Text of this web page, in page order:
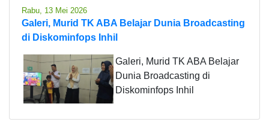
Rabu, 13 Mei 2026
Galeri, Murid TK ABA Belajar Dunia Broadcasting
di Diskominfops Inhil
Galeri, Murid TK ABA Belajar
Dunia Broadcasting di
Diskominfops Inhil